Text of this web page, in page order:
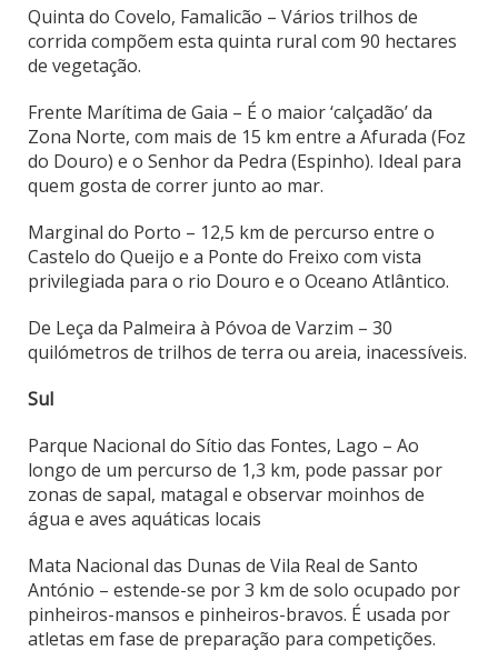
Quinta do Covelo, Famalicão – Vários trilhos de
corrida compõem esta quinta rural com 90 hectares
de vegetação.
Frente Marítima de Gaia – É o maior ‘calçadão’ da
Zona Norte, com mais de 15 km entre a Afurada (Foz
do Douro) e o Senhor da Pedra (Espinho). Ideal para
quem gosta de correr junto ao mar.
Marginal do Porto – 12,5 km de percurso entre o
Castelo do Queijo e a Ponte do Freixo com vista
privilegiada para o rio Douro e o Oceano Atlântico.
De Leça da Palmeira à Póvoa de Varzim – 30
quilómetros de trilhos de terra ou areia, inacessíveis.
Sul
Parque Nacional do Sítio das Fontes, Lago – Ao
longo de um percurso de 1,3 km, pode passar por
zonas de sapal, matagal e observar moinhos de
água e aves aquáticas locais
Mata Nacional das Dunas de Vila Real de Santo
António – estende-se por 3 km de solo ocupado por
pinheiros-mansos e pinheiros-bravos. É usada por
atletas em fase de preparação para competições.